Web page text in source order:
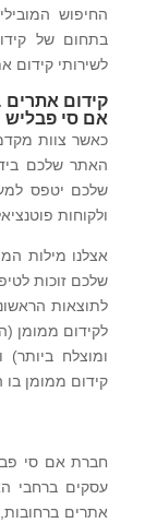
החיפוש
בתחום של
לשירותי קידום
קידום אתרים
אם סי פבליש
כאשר צוות
האתר שלכם
שלכם יטפס
ולקוחות
אצלנו מילות
שלכם זוכות
לתוצאות
לקידום ממומן
ומוצלח ביותר)
קידום ממומן
חברת אם סי
עסקים ברחבי
אתרים